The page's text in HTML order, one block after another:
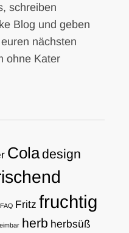
schreiben
Blog und geben
nächsten
ohne Kater
Coladesign
FAQ Fritz fruchtig
herb herbsüß